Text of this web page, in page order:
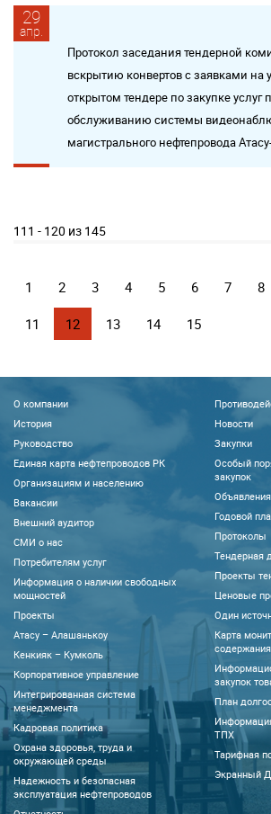
29
апр.
Протокол заседания тендерной
вскрытию конвертов с заявками на
открытом тендере по закупке услуг
обслуживанию системы
магистрального нефтепровода
111 - 120 из 145
1 2 3 4 5 6 7 8
11 12 13 14 15
О компании
История
Руководство
Единая карта нефтепроводов РК
Организациям и населению
Вакансии
Внешний аудитор
CМИ о нас
Потребителям услуг
Информация о наличии свободных
мощностей
Проекты
Атасу – Алашанькоу
Кенкияк – Кумколь
Корпоративное управление
Интегрированная система
менеджмента
Кадровая политика
Охрана здоровья, труда и
окружающей среды
Надежность и безопасная
эксплуатация нефтепроводов
Новости
Закупки
Особый
закупок
Объявления
Годовой
Протоколы
Тендерная
Проекты
Ценовые
Один
Карта
содержания
закупок
План
ТПХ
Тарифная
Экранный